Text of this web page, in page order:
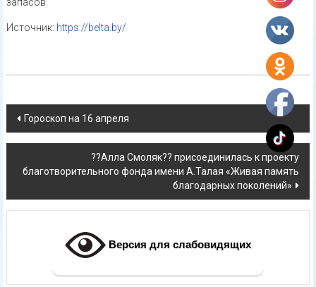
Источник: https://belta.by/
Навигация
по
записям
Гороскоп на 16 апреля
??Алла Смоляк?? присоединилась к проекту
благотворительного фонда имени А.Талая «Живая память
благодарных поколений»
Версия для слабовидящих